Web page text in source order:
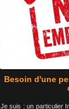
Besoin d'une
Je suis : un particulier